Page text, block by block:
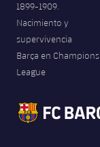
1899-1909.
Nacimiento y
supervivencia
Barça en Champions
League